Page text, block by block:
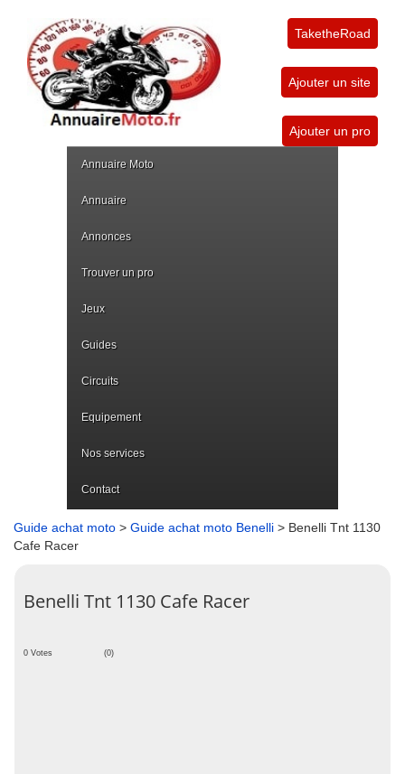
TaketheRoad
Ajouter un site
Ajouter un pro
Annuaire Moto
Annuaire
Annonces
Trouver un pro
Jeux
Guides
Circuits
Equipement
Nos services
Contact
Guide achat moto > Guide achat moto Benelli > Benelli Tnt 1130
Cafe Racer
Benelli Tnt 1130 Cafe Racer
0 Votes (0)